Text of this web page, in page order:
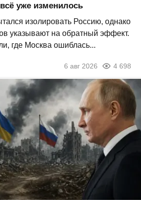
уже изменилось
изолировать Россию, однако
указывают на обратный эффект.
где Москва ошиблась...
6 авг 2026 4 698